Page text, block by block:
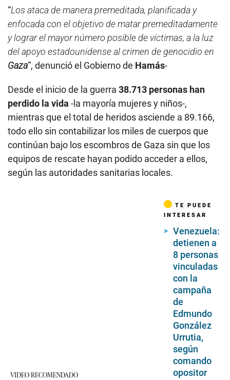
“Los ataca de manera premeditada, planificada y
enfocada con el objetivo de matar premeditadamente
y lograr el mayor número posible de víctimas, a la luz
del apoyo estadounidense al crimen de genocidio en
Gaza”, denunció el Gobierno de Hamás-
Desde el inicio de la guerra 38.713 personas han
perdido la vida -la mayoría mujeres y niños-,
mientras que el total de heridos asciende a 89.166,
todo ello sin contabilizar los miles de cuerpos que
continúan bajo los escombros de Gaza sin que los
equipos de rescate hayan podido acceder a ellos,
según las autoridades sanitarias locales.
VIDEO RECOMENDADO
TE PUEDE
INTERESAR
Venezuela:
detienen a
8 personas
vinculadas
con la
campaña
de
Edmundo
González
Urrutia,
según
comando
opositor